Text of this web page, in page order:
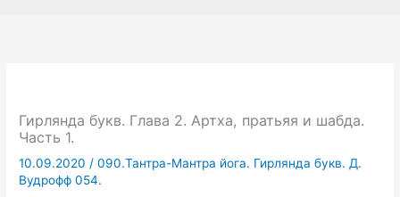
Гирлянда букв. Глава 2. Артха, пратьяя и шабда.
Часть 1.
10.09.2020 /090.Тантра-Мантра йога. Гирлянда букв. Д.
Вудрофф 054.